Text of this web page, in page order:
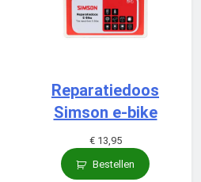
Reparatiedoos
Simson e-bike
€13,95
Bestellen